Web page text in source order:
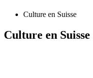
Culture en Suisse
Culture en Suisse